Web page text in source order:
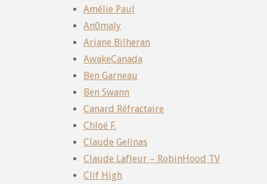
Amélie Paul
An0maly
Ariane Bilheran
AwakeCanada
Ben Garneau
Ben Swann
Canard Réfractaire
Chloé F.
Claude Gelinas
Claude Lafleur – RobinHood TV
Clif High